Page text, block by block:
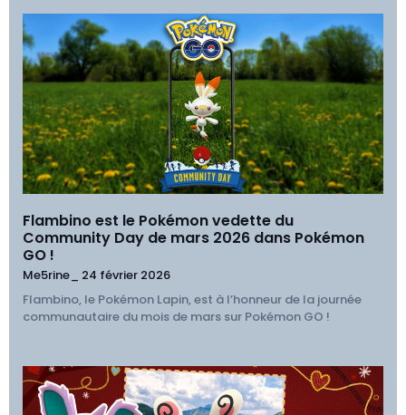
Flambino est le Pokémon vedette du
Community Day de mars 2026 dans Pokémon
GO !
Me5rine_ 24 février 2026
Flambino, le Pokémon Lapin, est à l’honneur de la journée
communautaire du mois de mars sur Pokémon GO !